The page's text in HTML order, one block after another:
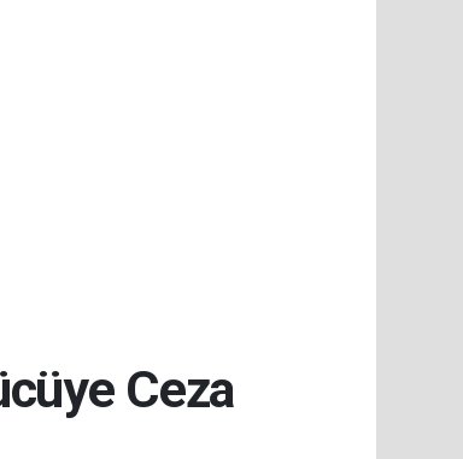
Ceza